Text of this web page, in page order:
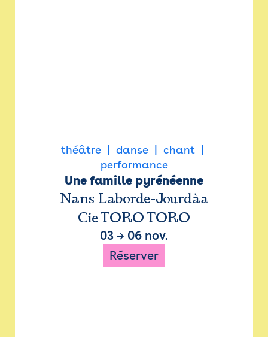
théâtre danse
chant
performance
Une famille pyrénéenne
Nans Laborde-Jourdàa
Cie TORO TORO
03 → 06 nov.
Réserver